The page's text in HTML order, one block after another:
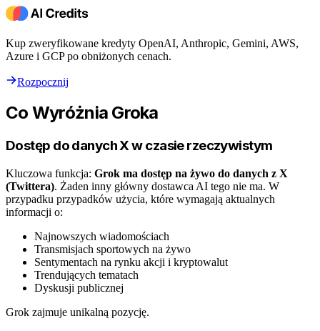
Kup zweryfikowane kredyty OpenAI, Anthropic, Gemini, AWS,
Azure i GCP po obniżonych cenach.
Rozpocznij
Co Wyróżnia Groka
Dostęp do danych X w czasie rzeczywistym
Kluczowa funkcja: Grok ma dostęp na żywo do danych z X
(Twittera). Żaden inny główny dostawca AI tego nie ma. W
przypadku przypadków użycia, które wymagają aktualnych
informacji o:
Najnowszych wiadomościach
Transmisjach sportowych na żywo
Sentymentach na rynku akcji i kryptowalut
Trendujących tematach
Dyskusji publicznej
Grok zajmuje unikalną pozycję.